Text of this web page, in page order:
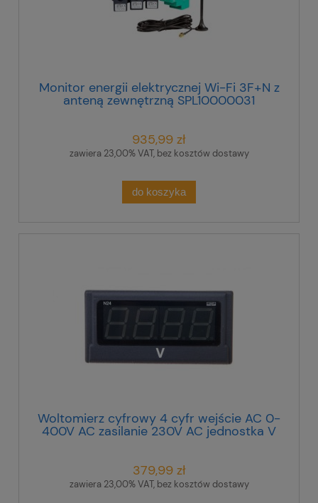
Monitor energii elektrycznej Wi-Fi 3F+N z
anteną zewnętrzną SPL10000031
935,99 zł
zawiera 23,00% VAT, bez kosztów dostawy
do koszyka
Woltomierz cyfrowy 4 cyfr wejście AC 0-
400V AC zasilanie 230V AC jednostka V
379,99 zł
zawiera 23,00% VAT, bez kosztów dostawy